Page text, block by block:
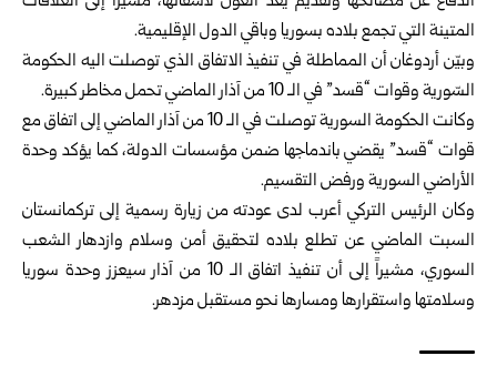
المتينة التي تجمع بلاده بسوريا وباقي الدول الإقليمية.
وبيّن أردوغان أن المماطلة في تنفيذ الاتفاق الذي توصلت اليه الحكومة
السّورية وقوات “قسد” في الـ 10 من آذار الماضي تحمل مخاطر كبيرة.
وكانت الحكومة السورية توصلت في الـ 10 من آذار الماضي إلى اتفاق مع
قوات “قسد” يقضي باندماجها ضمن مؤسسات الدولة، كما يؤكد وحدة
الأراضي السورية ورفض التقسيم.
وكان الرئيس التركي أعرب لدى عودته من زيارة رسمية إلى تركمانستان
السبت الماضي عن تطلع بلاده لتحقيق أمن وسلام وازدهار الشعب
السوري، مشيراً إلى أن تنفيذ اتفاق الـ 10 من آذار سيعزز وحدة سوريا
وسلامتها واستقرارها ومسارها نحو مستقبل مزدهر.